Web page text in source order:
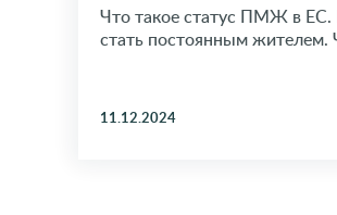
Что такое статус ПМЖ в ЕС.
стать постоянным
11.12.2024